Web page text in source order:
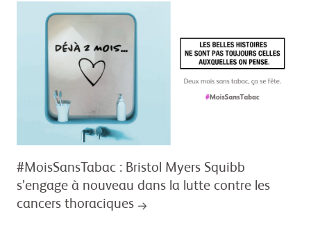
#MoisSansTabac : Bristol Myers Squibb
s’engage à nouveau dans la lutte contre les
cancers thoraciques